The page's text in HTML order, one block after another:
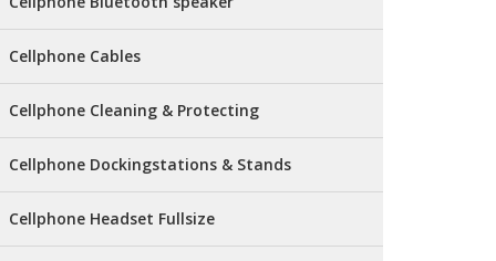
Cellphone Cables
Cellphone Cleaning & Protecting
Cellphone Dockingstations & Stands
Cellphone Headset Fullsize